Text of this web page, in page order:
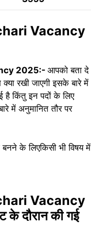
Vacancy
2025:- आपको बता दे
क्या रखी जाएगी इसके बारे में
है किंतु इन पदों के लिए
में अनुमानित तौरपर
बनने के लिएकिसी भी विषय में
Vacancy
दौरान की गई